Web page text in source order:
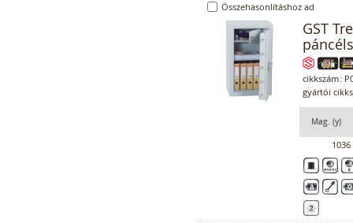
Összehasonlításhoz ad
GST
cikkszám:
gyártói
Mag. (y)
1036